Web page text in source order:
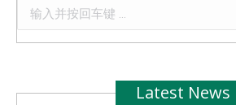
Search:
Latest News